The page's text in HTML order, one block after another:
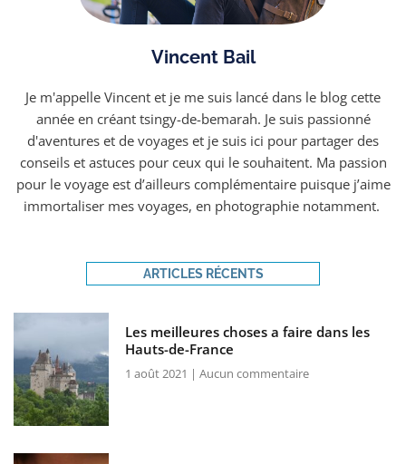
Vincent Bail
Je m'appelle Vincent et je me suis lancé dans le blog cette
année en créant tsingy-de-bemarah. Je suis passionné
d'aventures et de voyages et je suis ici pour partager des
conseils et astuces pour ceux qui le souhaitent. Ma passion
pour le voyage est d’ailleurs complémentaire puisque j’aime
immortaliser mes voyages, en photographie notamment. ​
ARTICLES RÉCENTS
Les meilleures choses a faire dans les
Hauts-de-France
1 août 2021 Aucun commentaire